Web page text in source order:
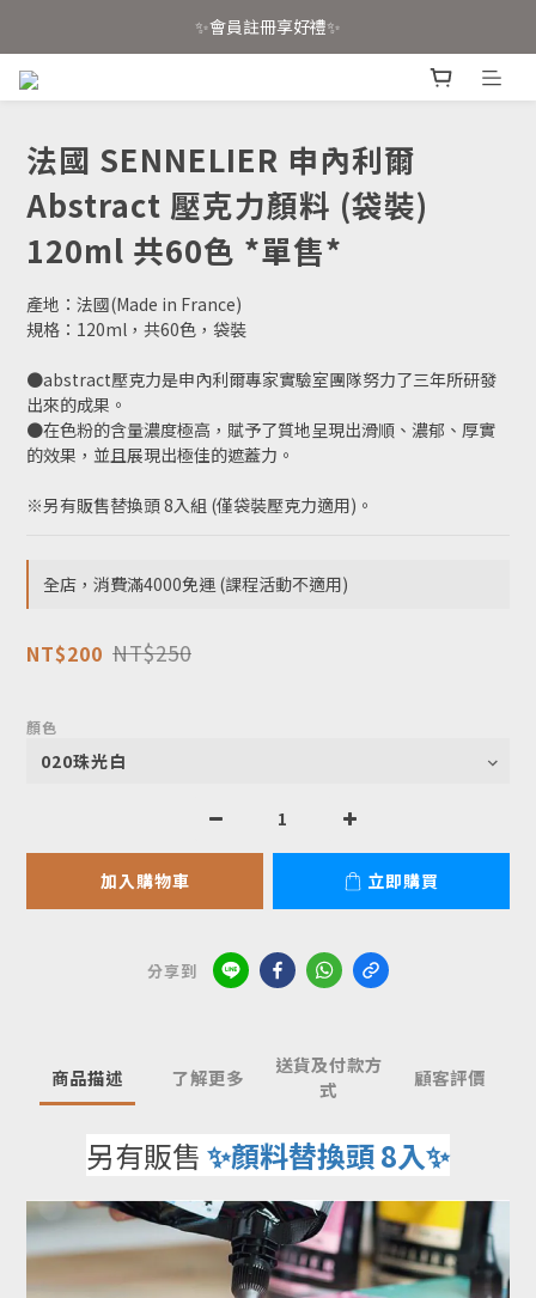
📣 官網已上線！消費滿4000免運📣
✨會員註冊享好禮✨
法國 SENNELIER 申內利爾
Abstract 壓克力顏料 (袋裝)
120ml 共60色 *單售*
產地：法國(Made in France)
規格：120ml，共60色，袋裝
●abstract壓克力是申內利爾專家實驗室團隊努力了三年所研發
出來的成果。
●在色粉的含量濃度極高，賦予了質地呈現出滑順、濃郁、厚實
的效果，並且展現出極佳的遮蓋力。
※另有販售替換頭 8入組 (僅袋裝壓克力適用)。
全店，消費滿4000免運 (課程活動不適用)
NT$200 NT$250
顏色
加入購物車 立即購買
分享到
商品描述 了解更多
送貨及付款方
式
顧客評價
另有販售 ✨顏料替換頭 8入✨